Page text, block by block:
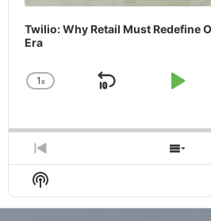
Twilio: Why Retail Must Redefine
Era
Change
1x
Skip
Play
Previous
Episode
Show
Show
Podcast
Information